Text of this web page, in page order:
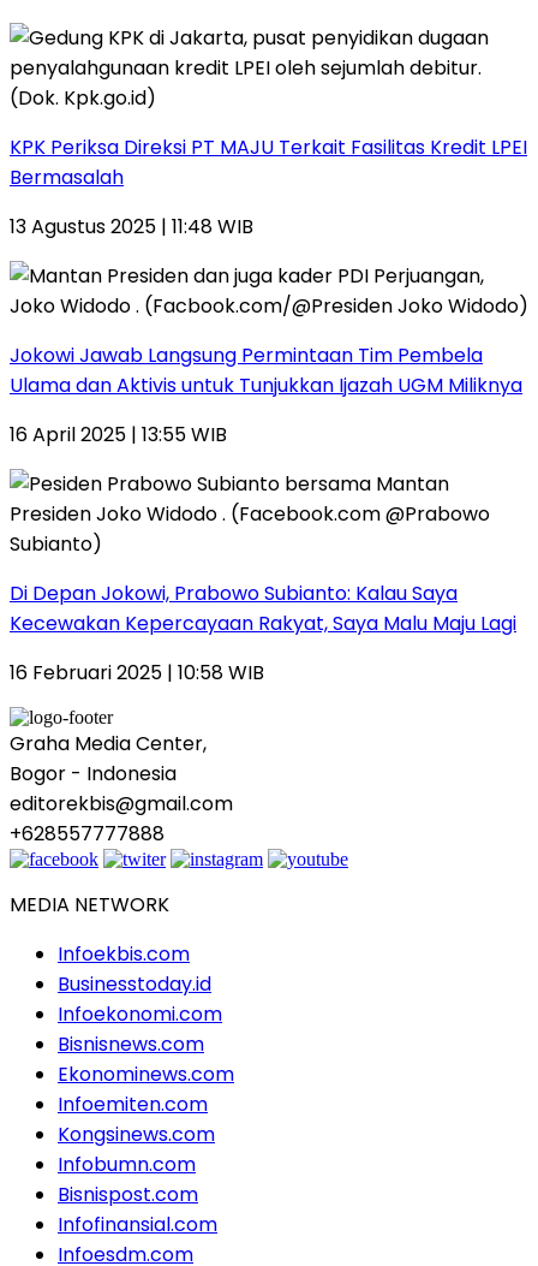
KPK Periksa Direksi PT MAJU Terkait Fasilitas Kredit LPEI
Bermasalah
13 Agustus 2025 | 11:48 WIB
Jokowi Jawab Langsung Permintaan Tim Pembela
Ulama dan Aktivis untuk Tunjukkan Ijazah UGM Miliknya
16 April 2025 | 13:55 WIB
Di Depan Jokowi, Prabowo Subianto: Kalau Saya
Kecewakan Kepercayaan Rakyat, Saya Malu Maju Lagi
16 Februari 2025 | 10:58 WIB
Graha Media Center,
Bogor - Indonesia
editorekbis@gmail.com
+628557777888
MEDIA NETWORK
Infoekbis.com
Businesstoday.id
Infoekonomi.com
Bisnisnews.com
Ekonominews.com
Infoemiten.com
Kongsinews.com
Infobumn.com
Bisnispost.com
Infofinansial.com
Infoesdm.com